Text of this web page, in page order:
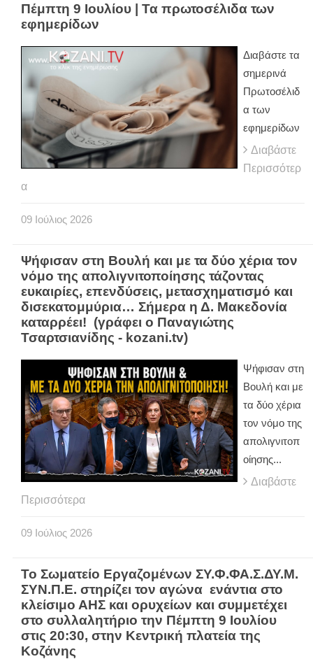
Πέμπτη 9 Ιουλίου | Τα πρωτοσέλιδα των
εφημερίδων
Διαβάστε τα
σημερινά
Πρωτοσέλιδ
α των
εφημερίδων
Διαβάστε
Περισσότερ
α
09 Ιούλιος 2026
Ψήφισαν στη Βουλή και με τα δύο χέρια τον
νόμο της απολιγνιτοποίησης τάζοντας
ευκαιρίες, επενδύσεις, μετασχηματισμό και
δισεκατομμύρια… Σήμερα η Δ. Μακεδονία
καταρρέει! (γράφει ο Παναγιώτης
Τσαρτσιανίδης - kozani.tv)
Ψήφισαν στη
Βουλή και με
τα δύο χέρια
τον νόμο της
απολιγνιτοπ
οίησης...
Διαβάστε
Περισσότερα
09 Ιούλιος 2026
Το Σωματείο Εργαζομένων ΣΥ.Φ.ΦΑ.Σ.ΔΥ.Μ.
ΣΥΝ.Π.Ε. στηρίζει τον αγώνα ενάντια στο
κλείσιμο ΑΗΣ και ορυχείων και συμμετέχει
στο συλλαλητήριο την Πέμπτη 9 Ιουλίου
στις 20:30, στην Κεντρική πλατεία της
Κοζάνης